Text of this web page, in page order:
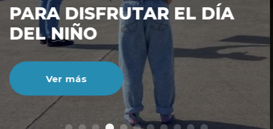
modo claro
CIENTO DURANTE EL MES
DE JULIO
Ver más